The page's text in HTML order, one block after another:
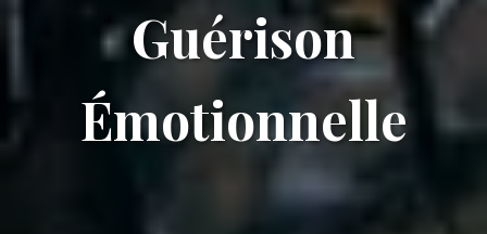
Guérison
Émotionnelle